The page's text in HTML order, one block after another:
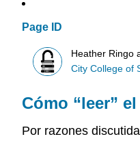
Page ID
Heather Ringo
City College of
Cómo “leer”
Por razones